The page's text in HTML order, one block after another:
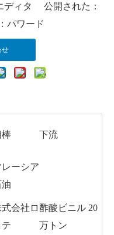
ィタ 公開された：
パワード
せ
下流
レーシア
会社ロ
テ
酢酸ビニル 20
万トン